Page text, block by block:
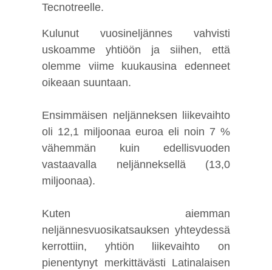
Tecnotreelle.
Kulunut vuosineljännes vahvisti
uskoamme yhtiöön ja siihen, että
olemme viime kuukausina edenneet
oikeaan suuntaan.
Ensimmäisen neljänneksen liikevaihto
oli 12,1 miljoonaa euroa eli noin 7 %
vähemmän kuin edellisvuoden
vastaavalla neljänneksellä (13,0
miljoonaa).
Kuten aiemman
neljännesvuosikatsauksen yhteydessä
kerrottiin, yhtiön liikevaihto on
pienentynyt merkittävästi Latinalaisen